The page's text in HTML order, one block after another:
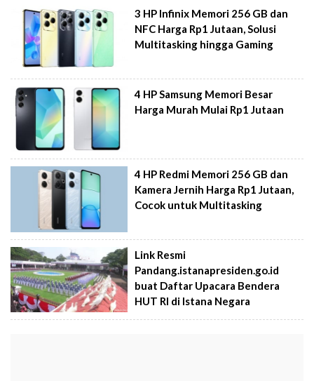
3 HP Infinix Memori 256 GB dan
NFC Harga Rp1 Jutaan, Solusi
Multitasking hingga Gaming
4 HP Samsung Memori Besar
Harga Murah Mulai Rp1 Jutaan
4 HP Redmi Memori 256 GB dan
Kamera Jernih Harga Rp1 Jutaan,
Cocok untuk Multitasking
Link Resmi
Pandang.istanapresiden.go.id
buat Daftar Upacara Bendera
HUT RI di Istana Negara